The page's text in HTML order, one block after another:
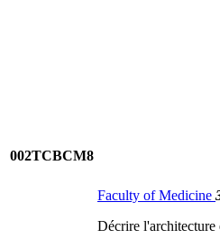
002TCBCM8
Faculty of Medicine
Décrire l'architecture